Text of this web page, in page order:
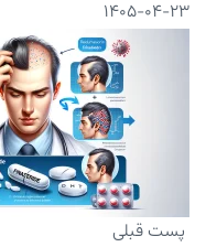
۱۴۰۵-۰۴-۲۳
پست قبلی